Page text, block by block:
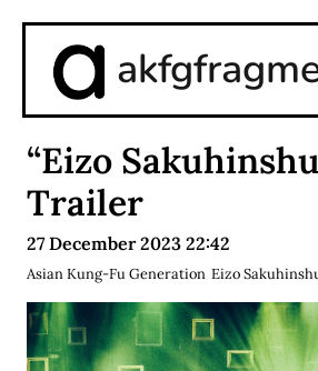
“Eizo
Trailer
27 December 2023 22:42
Asian Kung-Fu Generation Eizo